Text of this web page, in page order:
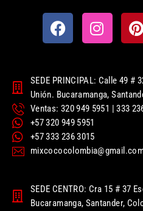
SEDE PRINCIPAL: Calle 49 #
Unión. Bucaramanga,
Ventas: 320 949 5951 | 333
+57 320 949 5951
+57 333 236 3015
SEDE CENTRO: Cra 15 # 37
Bucaramanga, Santander,